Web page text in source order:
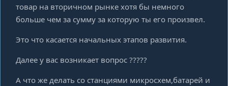
товар на вторичном рынке хотя бы немного
больше чем за сумму за которую ты его произвел.
Это что касается начальных этапов развития.
Далее у вас возникает вопрос ?????
А что же делать со станциями микросхем,батарей и